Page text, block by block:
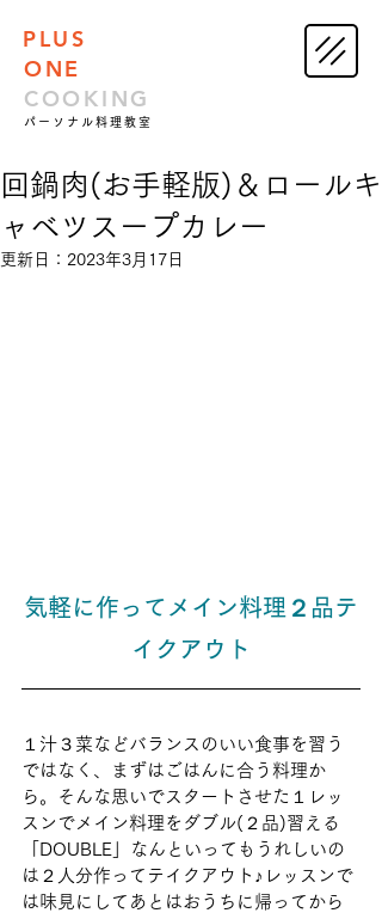
PLUS
ONE
COOKING
パーソナル料理教室
回鍋肉(お手軽版)＆ロールキ
ャベツスープカレー
更新日： 2023年3月17日
気軽に作ってメイン料理２品テ
イクアウト
１汁３菜などバランスのいい食事を習う
ではなく、まずはごはんに合う料理か
ら。そんな思いでスタートさせた１レッ
スンでメイン料理をダブル(２品)習える
「DOUBLE」なんといってもうれしいの
は２人分作ってテイクアウト♪レッスンで
は味見にしてあとはおうちに帰ってから